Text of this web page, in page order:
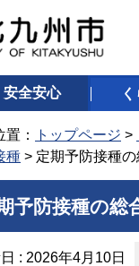
安全安心
： トップページ >
種 > 定期予防接種
予防接種の総
: 2026年4月10日